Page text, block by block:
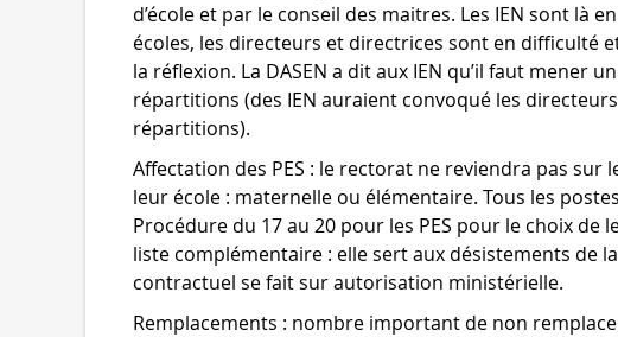
d’école et par le conseil des maitres. Les IEN sont là
écoles, les directeurs et directrices sont en difficulté
la réflexion. La DASEN a dit aux IEN qu’il faut mener
répartitions (des IEN auraient convoqué les
répartitions).
Affectation des PES : le rectorat ne reviendra pas sur
leur école : maternelle ou élémentaire. Tous les
Procédure du 17 au 20 pour les PES pour le choix de
liste complémentaire : elle sert aux désistements de
contractuel se fait sur autorisation ministérielle.
Remplacements : nombre important de non